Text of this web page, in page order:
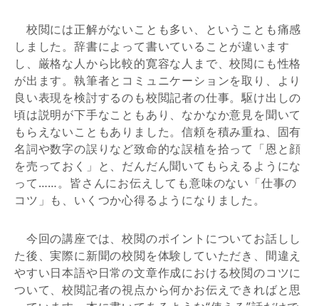
校閲には正解がないことも多い、ということも痛感
しました。辞書によって書いていることが違います
し、厳格な人から比較的寛容な人まで、校閲にも性格
が出ます。執筆者とコミュニケーションを取り、より
良い表現を検討するのも校閲記者の仕事。駆け出しの
頃は説明が下手なこともあり、なかなか意見を聞いて
もらえないこともありました。信頼を積み重ね、固有
名詞や数字の誤りなど致命的な誤植を拾って「恩と顔
を売っておく」と、だんだん聞いてもらえるようにな
って……。皆さんにお伝えしても意味のない「仕事の
コツ」も、いくつか心得るようになりました。
今回の講座では、校閲のポイントについてお話しし
た後、実際に新聞の校閲を体験していただき、間違え
やすい日本語や日常の文章作成における校閲のコツに
ついて、校閲記者の視点から何かお伝えできればと思